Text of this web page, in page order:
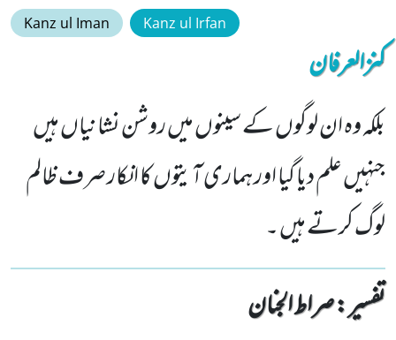
Kanz ul Iman Kanz ul Irfan
کنزالعرفان
بلکہ وہ ان لوگوں کے سینوں میں روشن نشانیاں ہیں
جنہیں علم دیا گیا اور ہماری آیتوں کا انکار صرف ظالم
لوگ کرتے ہیں ۔
تفسیر : ‎صراط الجنان